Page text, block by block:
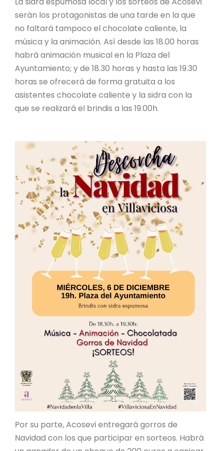
serán los protagonistas de una tarde en la que
no faltará tampoco el chocolate caliente, la
música y la animación. Así desde las 18.00 horas
habrá animación musical en la Plaza del
Ayuntamiento; y de 18.30 horas y hasta las 19.30
horas se ofrecerá de forma gratuita a los
asistentes chocolate caliente y la sidra con la
que se realizará el brindis a las 19.00h.
Por su parte, Acosevi entregará gorros de
Navidad con los que participar en sorteos. Habrá